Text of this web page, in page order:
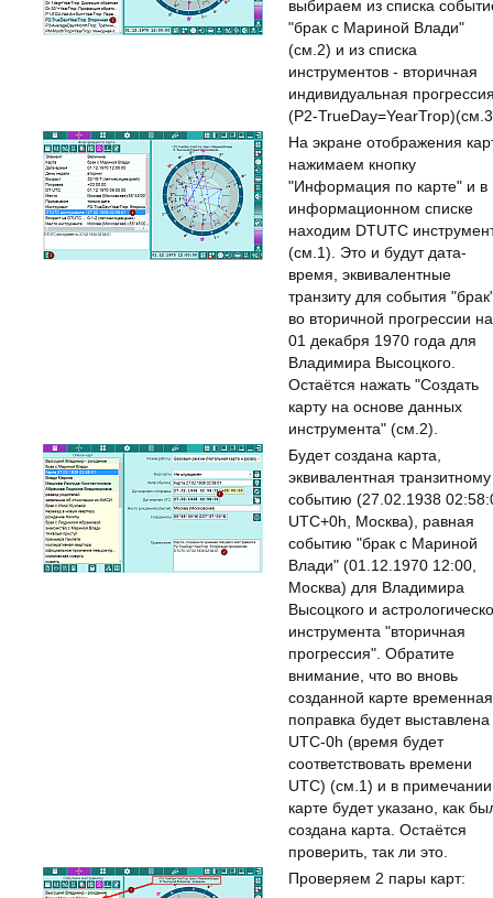
выбираем из списка
"брак с Мариной Влади"
(см.2) и из списка
инструментов - вторичная
индивидуальная
(P2-
На экране отображения
нажимаем кнопку
"Информация по карте" и в
информационном списке
находим DTUTC
(см.1). Это и будут дата-
время, эквивалентные
транзиту для события
во вторичной прогрессии на
01 декабря 1970 года для
Владимира Высоцкого.
Остаётся нажать "Создать
карту на основе данных
инструмента" (см.2).
Будет создана карта,
эквивалентная транзитному
событию (27.02.1938
UTC+0h, Москва), равная
событию "брак с Мариной
Влади" (01.12.1970 12:00,
Москва) для Владимира
Высоцкого и
инструмента "вторичная
прогрессия". Обратите
внимание, что во вновь
созданной карте временная
поправка будет выставлена
UTC-0h (время будет
соответствовать времени
UTC) (см.1) и в примечании
карте будет указано, как
создана карта. Остаётся
проверить, так ли это.
Проверяем 2 пары карт: